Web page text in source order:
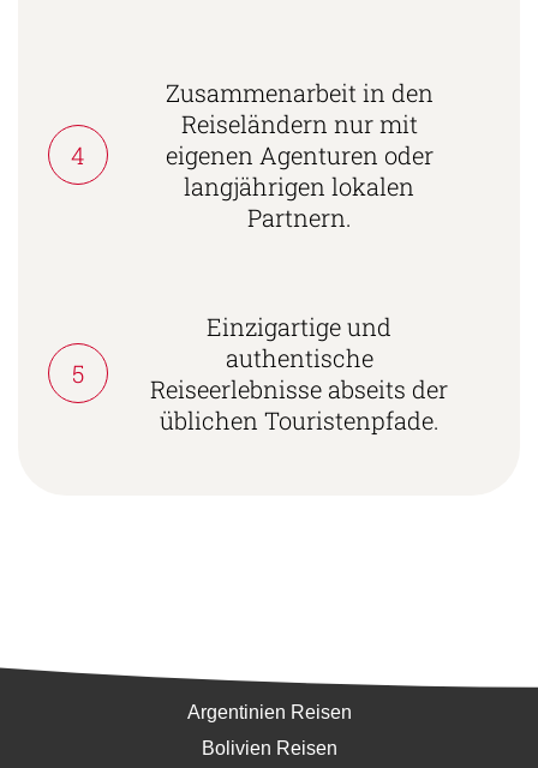
4
Zusammenarbeit in den
Reiseländern nur mit
eigenen Agenturen oder
langjährigen lokalen
Partnern.
5
Einzigartige und
authentische
Reiseerlebnisse abseits der
üblichen Touristenpfade.
Argentinien Reisen
Bolivien Reisen